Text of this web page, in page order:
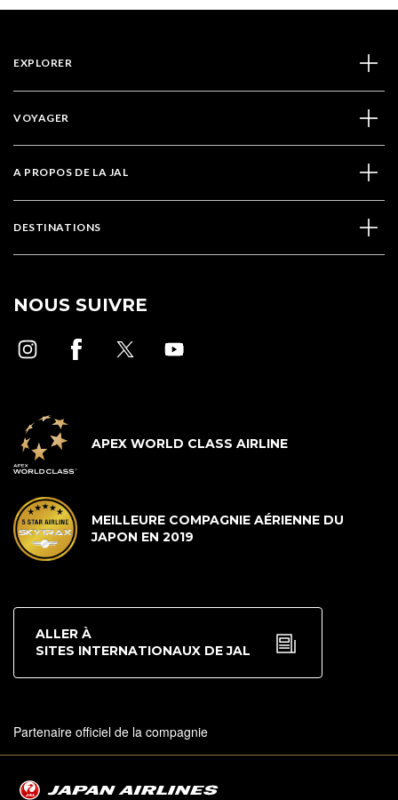
EXPLORER
VOYAGER
A PROPOS DE LA JAL
DESTINATIONS
NOUS SUIVRE
APEX WORLD CLASS AIRLINE
MEILLEURE COMPAGNIE AÉRIENNE DU
JAPON EN 2019
ALLER À
SITES INTERNATIONAUX DE JAL
Partenaire officiel de la compagnie